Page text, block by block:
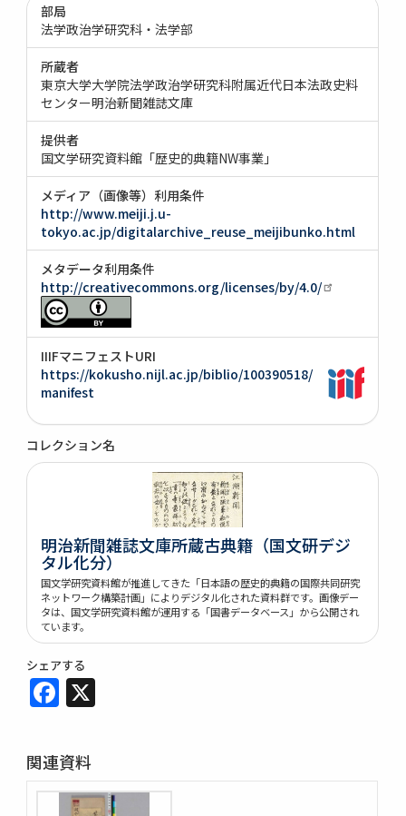
部局
法学政治学研究科・法学部
所蔵者
東京大学大学院法学政治学研究科附属近代日本法政史料
センター明治新聞雑誌文庫
提供者
国文学研究資料館「歴史的典籍NW事業」
メディア（画像等）利用条件
http://www.meiji.j.u-
tokyo.ac.jp/digitalarchive_reuse_meijibunko.html
メタデータ利用条件
http://creativecommons.org/licenses/by/4.0/
IIIFマニフェストURI
https://kokusho.nijl.ac.jp/biblio/100390518/
manifest
コレクション名
明治新聞雑誌文庫所蔵古典籍（国文研デジ
タル化分）
国文学研究資料館が推進してきた「日本語の歴史的典籍の国際共同研究
ネットワーク構築計画」によりデジタル化された資料群です。画像デー
タは、国文学研究資料館が運用する「国書データベース」から公開され
ています。
シェアする
Facebook
関連資料